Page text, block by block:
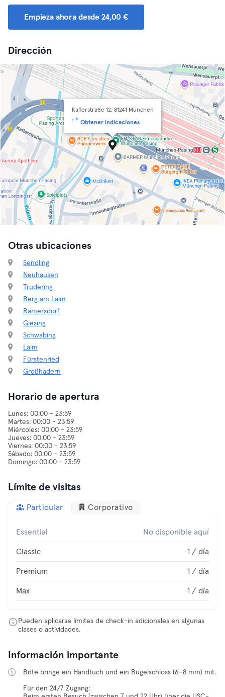
Empieza ahora desde 24,00 €
Dirección
Kaflerstraße 12, 81241 München
Obtener indicaciones
Otras ubicaciones
Sendling
Neuhausen
Trudering
Berg am Laim
Ramersdorf
Giesing
Schwabing
Laim
Fürstenried
Großhadern
Horario de apertura
Lunes: 00:00 - 23:59
Martes: 00:00 - 23:59
Miércoles: 00:00 - 23:59
Jueves: 00:00 - 23:59
Viernes: 00:00 - 23:59
Sábado: 00:00 - 23:59
Límite de visitas
Particular Corporativo
Essential No disponible aquí
Classic 1 / día
Premium 1 / día
Max 1 / día
Pueden aplicarse límites de check-in adicionales en algunas
clases o actividades.
Información importante
Bitte bringe ein Handtuch und ein Bügelschloss (6–8 mm) mit.
Für den 24/7 Zugang: